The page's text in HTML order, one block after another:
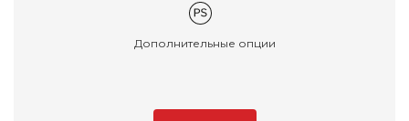
Дополнительные опции